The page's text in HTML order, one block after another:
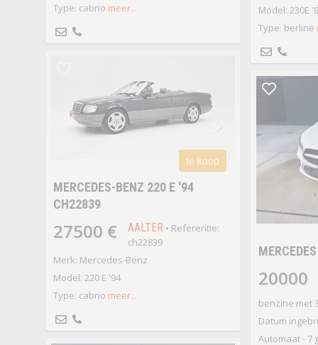
Type: cabrio meer...
Model: 230E
Type: berline
te koop
MERCEDES-BENZ 220 E '94
CH22839
27500 € AALTER• Referentie:
ch22839
Merk: Mercedes-Benz
Model: 220 E '94
Type: cabrio meer...
20000
benzine met
Datum
Automaat - 7